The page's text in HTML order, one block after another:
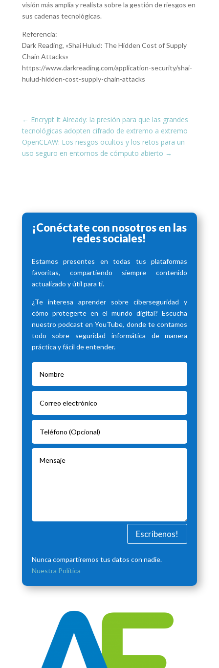
visión más amplia y realista sobre la gestión de riesgos en
sus cadenas tecnológicas.
Referencia:
Dark Reading, «Shai Hulud: The Hidden Cost of Supply
Chain Attacks»
https://www.darkreading.com/application-security/shai-
hulud-hidden-cost-supply-chain-attacks
← Encrypt It Already: la presión para que las grandes
tecnológicas adopten cifrado de extremo a extremo
OpenCLAW: Los riesgos ocultos y los retos para un
uso seguro en entornos de cómputo abierto →
¡Conéctate con nosotros en las
redes sociales!
Estamos presentes en todas tus plataformas
favoritas, compartiendo siempre contenido
actualizado y útil para ti.
¿Te interesa aprender sobre ciberseguridad y
cómo protegerte en el mundo digital? Escucha
nuestro podcast en YouTube, donde te contamos
todo sobre seguridad informática de manera
práctica y fácil de entender.
Escríbenos!
Nunca compartiremos tus datos con nadie.
Nuestra Política